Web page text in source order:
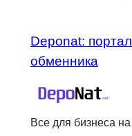
Deponat:
обменника
Все для бизнеса